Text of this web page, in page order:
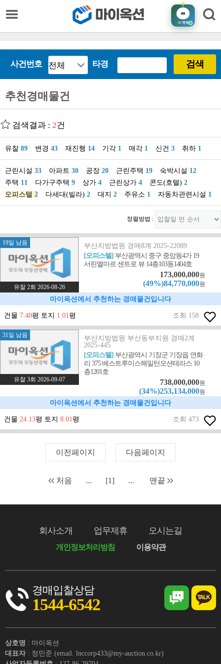
AI챗봇
사건번호 타경 검색
추천경매물건
검색결과 : 2건
유찰 89 변경 43 재진행 14 기각 1 매각 1 신건 3 취하 1
근린시설 33 아파트 30 공장 20 근린주택 19 숙박시설 12
주택 11 다가구주택 9 상가 4 근린상가 4 콘도(호텔) 2
오피스텔 2 다세대(빌라) 2 대지 2 주유소 1 자동차관련시설 1
정렬방법 :
19일 남음
유찰 2회 2026-08-26
부산지방법원 경매8계 2025-22089
[오피스텔] 부산광역시 중구 중앙동4가 19
서린엘마르 센트로 뷰 14층103동1404호
173,000,000원
(49%)84,770,000원
마이옥션에서 추천하는 경매물건입니다
건물 7.40평 토지 1.01평 조회 158
31일 남음
유찰 3회 2026-09-07
부산지방법원 부산동부지원 경매2계
2025-445
[오피스텔] 부산광역시 기장군 기장읍 연화
리 375 베스트루이스해밀턴오션테라스 10
층1201호
738,000,000원
(34%)253,134,000원
마이옥션에서 추천하는 경매물건입니다
건물 24.13평 토지 8.01평 조회 473
이전페이지 다음페이지
처음 ... [1] ... 맨끝
회사소개 업무제휴 오시는길
개인정보처리방침 이용약관
경매입찰상담
1544-6542
상호명 : 마이옥션
대표자 : 정민준 (email. lnccorp433@my-auction.co.kr)